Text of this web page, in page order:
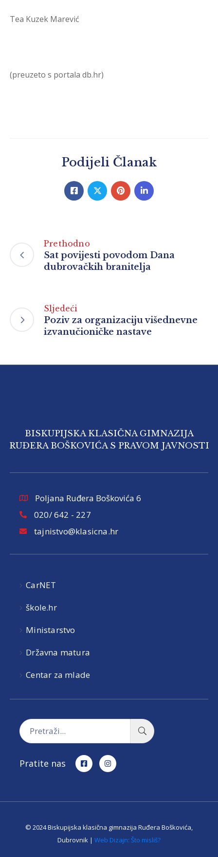
Tea Kuzek Marević
(preuzeto s portala db.hr)
Podijeli Članak
Prethodno
Sat povijesti povodom Dana
dubrovačkih branitelja
Sljedeći
Poziv za organizaciju višednevne
izvanučioničke nastave
BISKUPIJSKA KLASIČNA GIMNAZIJA
RUĐERA BOŠKOVIĆA S PRAVOM JAVNOSTI
Poljana Ruđera Boškovića 6
020/ 642 - 227
tajnistvo@klasicna.hr
CarNET
škole.hr
Ministarstvo
Državna matura
Centar za mlade
Pratite nas
© 2024 Biskupijska klasična gimnazija Ruđera Boškovića,
Dubrovnik | Web Dizajn: Što misliš?